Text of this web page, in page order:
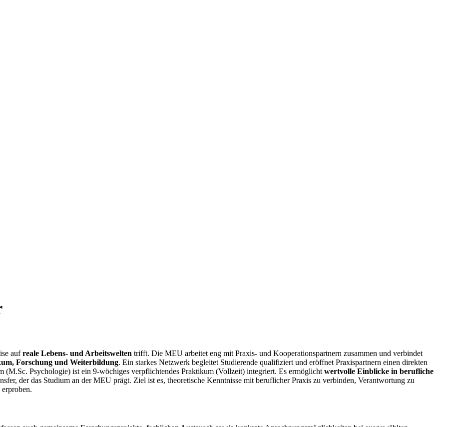
aufreale Lebens- und Arbeitswelten trifft. Die MEU arbeitet eng mit Praxis- und Kooperationspartnern zusammen und verbindet
Forschung und Weiterbildung. Ein starkes Netzwerk begleitet Studierende qualifiziert und eröffnet Praxispartnern einen direkten
(M.Sc. Psychologie) ist ein 9-wöchiges verpflichtendes Praktikum (Vollzeit) integriert. Es ermöglicht wertvolle Einblicke in berufliche
der das Studium an der MEU prägt. Ziel ist es, theoretische Kenntnisse mit beruflicher Praxis zu verbinden, Verantwortung zu
erproben.